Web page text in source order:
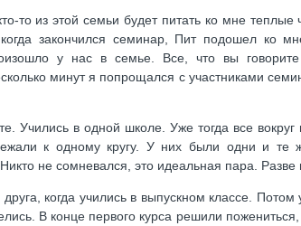
то из этой семьи будет питать ко мне
закончился семинар, Пит подошел ко
у нас в семье. Все, что вы
минут я попрощался с участниками
Учились в одной школе. Уже тогда все
к одному кругу. У них были одни и те
не сомневался, это идеальная пара.
когда учились в выпускном классе.
В конце первого курса решили